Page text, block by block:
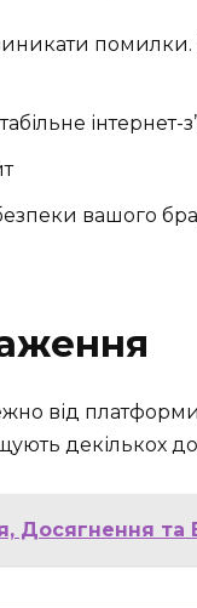
помилки.
інтернет-
вашого
від
декількох
Досягнення та